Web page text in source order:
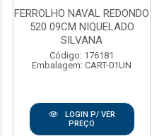
FERROLHO NAVAL REDONDO
520 09CM NIQUELADO
SILVANA
Código: 176181
Embalagem: CART-01UN
LOGIN P/ VER
PREÇO